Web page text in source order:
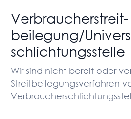
Verbraucher­streit­
beilegung/
schlichtungs­stelle
Wir sind nicht bereit oder
Streitbeilegungsverfahren